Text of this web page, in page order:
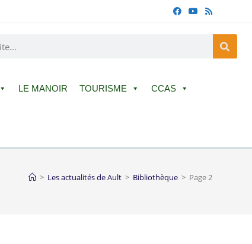
LE MANOIR TOURISME CCAS
> Les actualités de Ault > Bibliothèque > Page 2